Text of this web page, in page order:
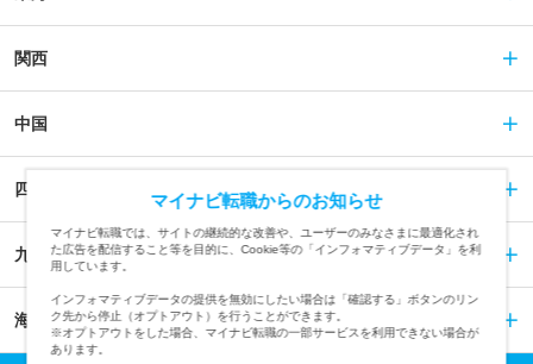
関西
中国
四国
九州
海外
マイナビ転職からのお知らせ
マイナビ転職では、サイトの継続的な改善や、ユーザーのみなさまに最適化され
た広告を配信すること等を目的に、Cookie等の「インフォマティブデータ」を利
用しています。
インフォマティブデータの提供を無効にしたい場合は「確認する」ボタンのリン
ク先から停止（オプトアウト）を行うことができます。
※オプトアウトをした場合、マイナビ転職の一部サービスを利用できない場合が
あります。